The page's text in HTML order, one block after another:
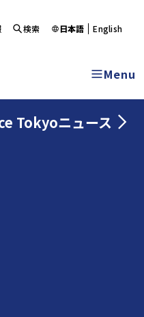
Menu
Tokyoニュース
検索 日本語 English